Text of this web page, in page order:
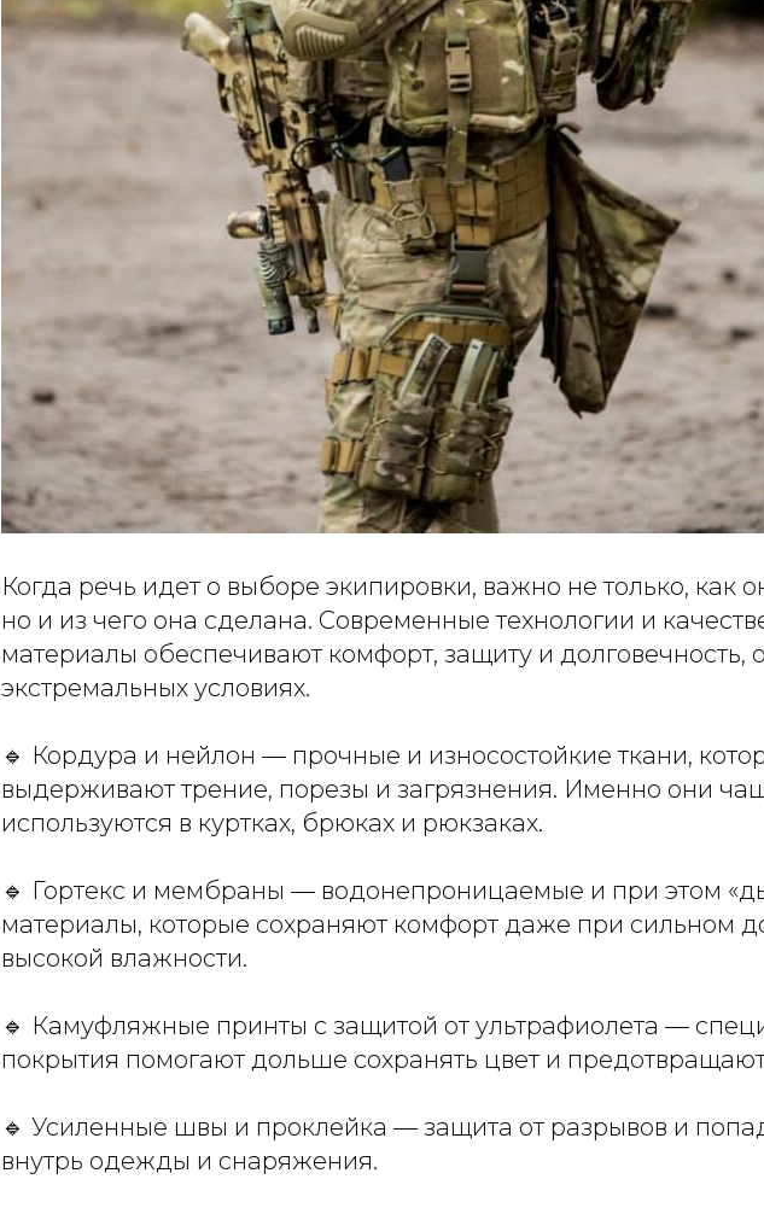
Когда речь идет о выборе экипировки, важно не только, как
но и из чего она сделана. Современные технологии и
материалы обеспечивают комфорт, защиту и долговечность,
экстремальных условиях.
🔹 Кордура и нейлон — прочные и износостойкие ткани,
выдерживают трение, порезы и загрязнения. Именно они
используются в куртках, брюках и рюкзаках.
🔹 Гортекс и мембраны — водонепроницаемые и при этом
материалы, которые сохраняют комфорт даже при сильном
высокой влажности.
🔹 Камуфляжные принты с защитой от ультрафиолета —
покрытия помогают дольше сохранять цвет и
🔹 Усиленные швы и проклейка — защита от разрывов и
внутрь одежды и снаряжения.